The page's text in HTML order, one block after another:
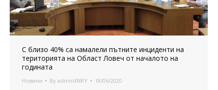
С близо 40% са намалели пътните инциденти на
територията на Област Ловеч от началото на
годината
Новини By adminXNRY 18/06/2020